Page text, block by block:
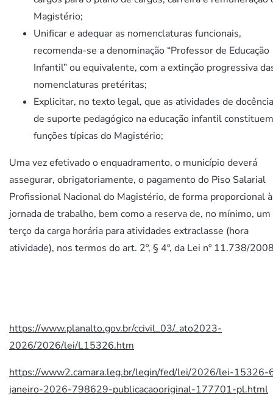
Magistério;
Unificar e adequar as nomenclaturas funcionais,
recomenda-se a denominação “Professor de Educação
Infantil” ou equivalente, com a extinção progressiva
nomenclaturas pretéritas;
Explicitar, no texto legal, que as atividades de
de suporte pedagógico na educação infantil constituem
funções típicas do Magistério;
Uma vez efetivado o enquadramento, o município deverá
assegurar, obrigatoriamente, o pagamento do Piso Salarial
Profissional Nacional do Magistério, de forma proporcional à
jornada de trabalho, bem como a reserva de, no mínimo, um
terço da carga horária para atividades extraclasse (hora
atividade), nos termos do art. 2º, § 4º, da Lei nº 11.738/
https://www.planalto.gov.br/ccivil_03/_ato2023-
2026/2026/lei/L15326.htm
https://www2.camara.leg.br/legin/fed/lei/2026/lei-15326-
janeiro-2026-798629-publicacaooriginal-177701-pl.html